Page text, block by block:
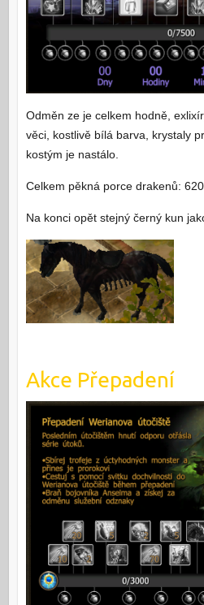
Odměn ze je celkem hodně,
věci, kostlivě bílá barva, krystaly
kostým je nastálo.
Celkem pěkná porce drakenů: 620
Na konci opět stejný černý kun
Akce Přepadení